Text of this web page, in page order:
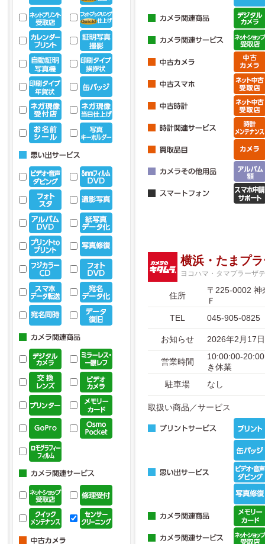
横浜・たまプ
ヨコハマ・タマプラーザ
住所
〒225-0002 神
Ｆ
TEL
045-905-0825
お知らせ 2026年2月17
営業時間
10:00:00-
き休業
駐車場
なし
取扱い商品／サービス